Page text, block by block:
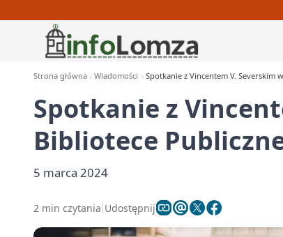
Strona główna Wiadomości Spotkanie z Vincentem V. Severskim
Spotkanie z
Bibliotece
5 marca 2024
2 min czytania Udostępnij